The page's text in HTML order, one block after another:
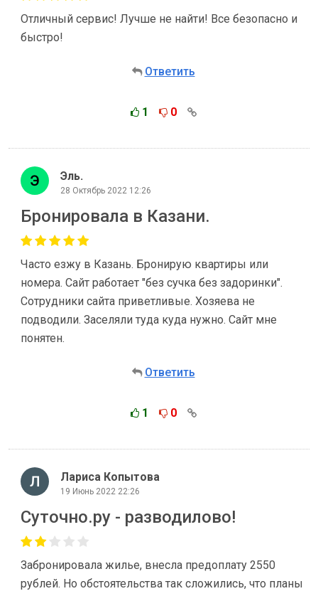
Отличный сервис! Лучше не найти! Все безопасно и
быстро!
Ответить
1 0
Эль.
28 Октябрь 2022 12:26
Бронировала в Казани.
Часто езжу в Казань. Бронирую квартиры или
номера. Сайт работает "без сучка без задоринки".
Сотрудники сайта приветливые. Хозяева не
подводили. Заселяли туда куда нужно. Сайт мне
понятен.
Ответить
1 0
Лариса Копытова
19 Июнь 2022 22:26
Суточно.ру - разводилово!
Забронировала жилье, внесла предоплату 2550
рублей. Но обстоятельства так сложились, что планы